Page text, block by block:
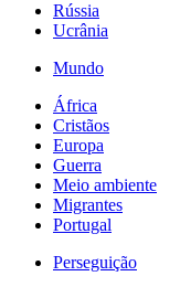
Rússia
Ucrânia
Mundo
África
Cristãos
Europa
Guerra
Meio ambiente
Migrantes
Portugal
Perseguição